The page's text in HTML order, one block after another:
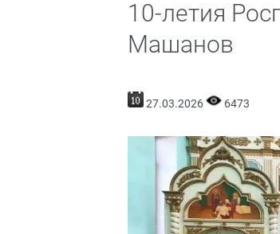
10-летия
Машанов
27.03.2026 6473